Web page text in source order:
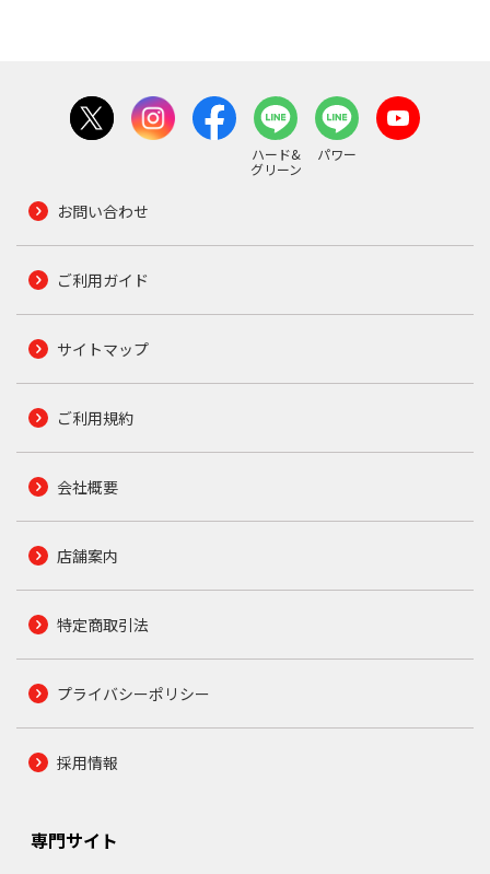
ハード&
グリーン
パワー
お問い合わせ
ご利用ガイド
サイトマップ
ご利用規約
会社概要
店舗案内
特定商取引法
プライバシーポリシー
採用情報
専門サイト